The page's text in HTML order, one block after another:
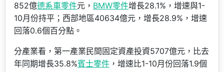
852億德系車零件元， BMW零件增長28.1%，增速與1-
10月份持平；西部地區40634億元，增長28.9%，增速
回落0.6個百分點。
分產業看，第一產業民間固定資產投資5707億元，比去
年同期增長35.8%賓士零件 ，增速比1-10月份回落1.9個